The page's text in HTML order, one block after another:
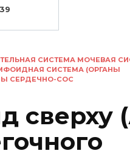
СИСТЕМА МОЧЕВАЯ
СИСТЕМА (ОРГАНЫ
СЕРДЕЧНО-СОС
сверху